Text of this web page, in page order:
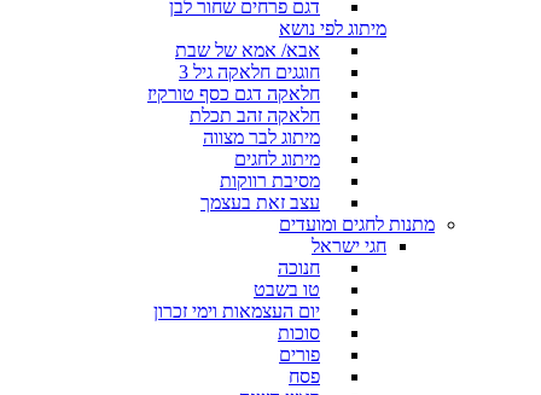
דגם פרחים שחור לבן
מיתוג לפי נושא
אבא/ אמא של שבת
חוגגים חלאקה גיל 3
חלאקה דגם כסף טורקיז
חלאקה זהב תכלת
מיתוג לבר מצווה
מיתוג לחגים
מסיבת רווקות
עצב זאת בעצמך
מתנות לחגים ומועדים
חגי ישראל
חנוכה
טו בשבט
יום העצמאות וימי זכרון
סוכות
פורים
פסח